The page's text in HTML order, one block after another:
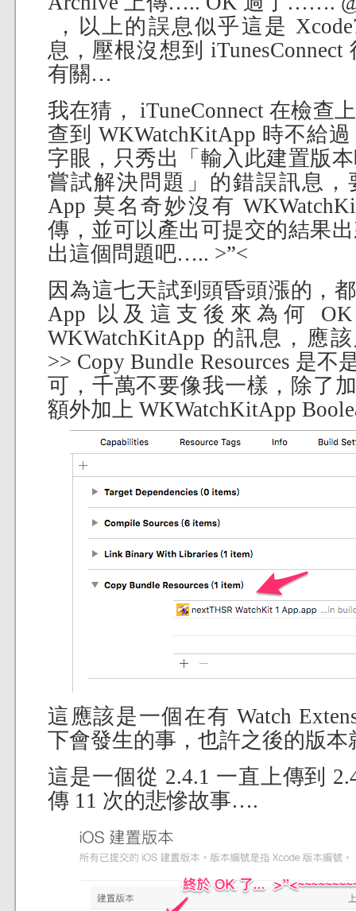
，以上的誤息似乎這是
息，壓根沒想到
有關…
我在猜， iTuneConnect 在檢查
查到 WKWatchKitApp 時不給
字眼，只秀出「輸入此建置版
嘗試解決問題」的錯誤訊息，
App 莫名奇妙沒有
傳，並可以產出可提交的結果
出這個問題吧….. >”<
因為這七天試到頭昏頭漲的，
App 以及這支後來為何
WKWatchKitApp 的訊息，應
>> Copy Bundle Resources 是不
可，千萬不要像我一樣，除了加
額外加上 WKWatchKitApp
這應該是一個在有 Watch
下會發生的事，也許之後的版
這是一個從 2.4.1 一直上傳到
傳 11 次的悲慘故事….